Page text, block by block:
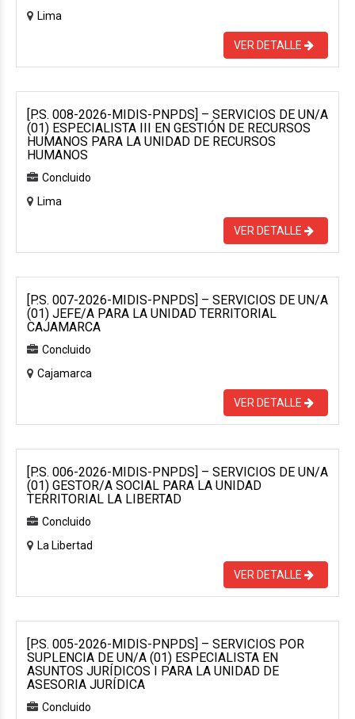
Lima
VER DETALLE
[P.S. 008-2026-MIDIS-PNPDS] – SERVICIOS DE UN/A
(01) ESPECIALISTA III EN GESTIÓN DE RECURSOS
HUMANOS PARA LA UNIDAD DE RECURSOS
HUMANOS
Concluido
Lima
VER DETALLE
[P.S. 007-2026-MIDIS-PNPDS] – SERVICIOS DE UN/A
(01) JEFE/A PARA LA UNIDAD TERRITORIAL
CAJAMARCA
Concluido
Cajamarca
VER DETALLE
[P.S. 006-2026-MIDIS-PNPDS] – SERVICIOS DE UN/A
(01) GESTOR/A SOCIAL PARA LA UNIDAD
TERRITORIAL LA LIBERTAD
Concluido
La Libertad
VER DETALLE
[P.S. 005-2026-MIDIS-PNPDS] – SERVICIOS POR
SUPLENCIA DE UN/A (01) ESPECIALISTA EN
ASUNTOS JURÍDICOS I PARA LA UNIDAD DE
ASESORIA JURÍDICA
Concluido